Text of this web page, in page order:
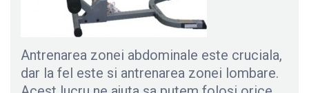
Antrenarea zonei abdominale este cruciala,
dar la fel este si antrenarea zonei lombare.